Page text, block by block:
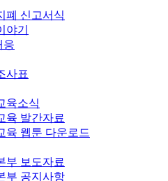
폐 신고서식
야기
응
사표
육소식
육 발간자료
육 웹툰 다운로드
부 보도자료
부 공지사항